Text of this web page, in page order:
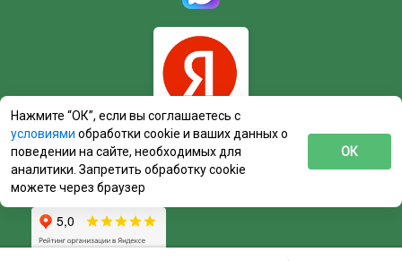
Нажмите “ОК”, если вы соглашаетесь с
условиями обработки cookie и ваших данных о
поведении на сайте, необходимых для
аналитики. Запретить обработку cookie
можете через браузер
ОК